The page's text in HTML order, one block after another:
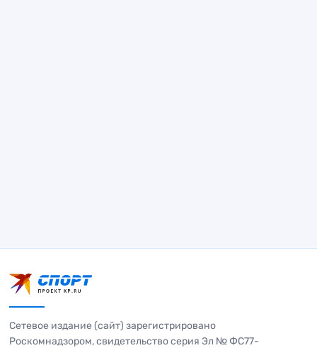
Сетевое издание (сайт) зарегистрировано
Роскомнадзором, свидетельство серия Эл № ФС77-